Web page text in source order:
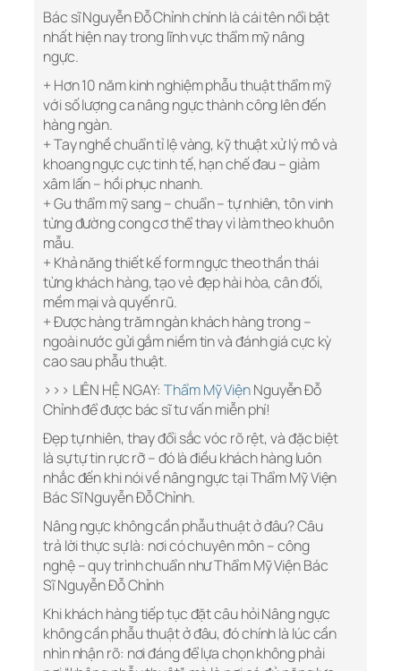
Bác sĩ Nguyễn Đỗ Chỉnh chính là cái tên nổi bật
nhất hiện nay trong lĩnh vực thẩm mỹ nâng
ngực.
+ Hơn 10 năm kinh nghiệm phẫu thuật thẩm mỹ
với số lượng ca nâng ngực thành công lên đến
hàng ngàn.
+ Tay nghề chuẩn tỉ lệ vàng, kỹ thuật xử lý mô và
khoang ngực cực tinh tế, hạn chế đau – giảm
xâm lấn – hồi phục nhanh.
+ Gu thẩm mỹ sang – chuẩn – tự nhiên, tôn vinh
từng đường cong cơ thể thay vì làm theo khuôn
mẫu.
+ Khả năng thiết kế form ngực theo thần thái
từng khách hàng, tạo vẻ đẹp hài hòa, cân đối,
mềm mại và quyến rũ.
+ Được hàng trăm ngàn khách hàng trong –
ngoài nước gửi gắm niềm tin và đánh giá cực kỳ
cao sau phẫu thuật.
>>> LIÊN HỆ NGAY:Thẩm Mỹ ViệnNguyễn Đỗ
Chỉnh để được bác sĩ tư vấn miễn phí!
Đẹp tự nhiên, thay đổi sắc vóc rõ rệt, và đặc biệt
là sự tự tin rực rỡ – đó là điều khách hàng luôn
nhắc đến khi nói về nâng ngực tại Thẩm Mỹ Viện
Bác Sĩ Nguyễn Đỗ Chỉnh.
Nâng ngực không cần phẫu thuật ở đâu? Câu
trả lời thực sự là: nơi có chuyên môn – công
nghệ – quy trình chuẩn như Thẩm Mỹ Viện Bác
Sĩ Nguyễn Đỗ Chỉnh
Khi khách hàng tiếp tục đặt câu hỏi Nâng ngực
không cần phẫu thuật ở đâu, đó chính là lúc cần
nhìn nhận rõ: nơi đáng để lựa chọn không phải